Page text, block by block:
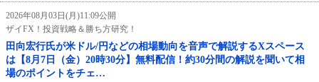
2026年08月03日(月)11:09公開
ザイFX！投資戦略＆勝ち方研究！
田向宏行氏が米ドル/円などの相場動向を音声で解説するXスペース
は【8月7日（金）20時30分】無料配信！約30分間の解説を聞いて相
場のポイントをチェ…